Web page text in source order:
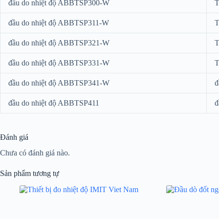
đầu do nhiệt độ ABBTSP300-W
đầu do nhiệt độ ABBTSP311-W
đầu do nhiệt độ ABBTSP321-W
đầu do nhiệt độ ABBTSP331-W
đầu do nhiệt độ ABBTSP341-W
đầu do nhiệt độ ABBTSP411
Đánh giá
Chưa có đánh giá nào.
Sản phẩm tương tự